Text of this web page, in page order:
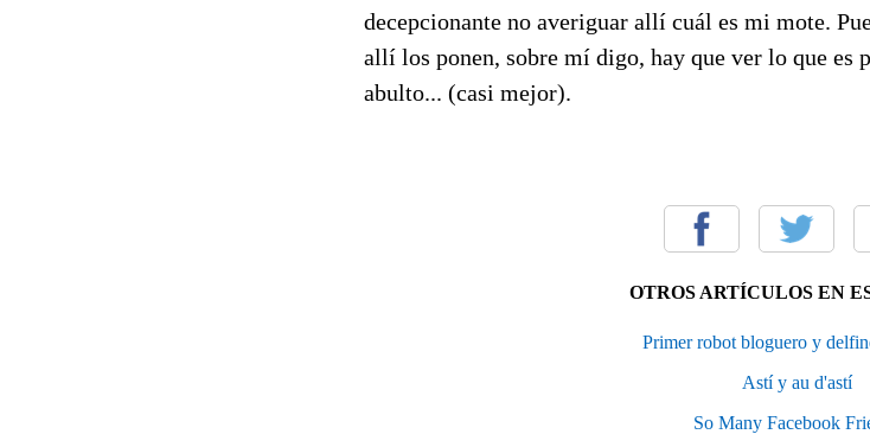
decepcionante no averiguar allí cuál es mi mote.
allí los ponen, sobre mí digo, hay que ver lo que es
abulto... (casi mejor).
OTROS ARTÍCULOS EN
Primer robot bloguero y
Astí y au d'astí
So Many Facebook